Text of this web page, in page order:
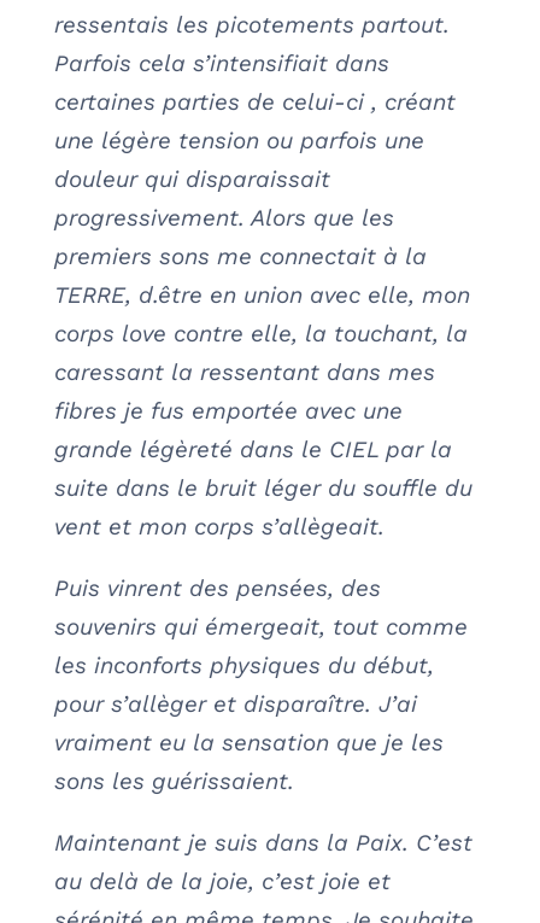
ressentais les picotements partout.
Parfois cela s’intensifiait dans
certaines parties de celui-ci , créant
une légère tension ou parfois une
douleur qui disparaissait
progressivement. Alors que les
premiers sons me connectait à la
TERRE, d.être en union avec elle, mon
corps love contre elle, la touchant, la
caressant la ressentant dans mes
fibres je fus emportée avec une
grande légèreté dans le CIEL par la
suite dans le bruit léger du souffle du
vent et mon corps s’allègeait.
Puis vinrent des pensées, des
souvenirs qui émergeait, tout comme
les inconforts physiques du début,
pour s’allèger et disparaître. J’ai
vraiment eu la sensation que je les
sons les guérissaient.
Maintenant je suis dans la Paix. C’est
au delà de la joie, c’est joie et